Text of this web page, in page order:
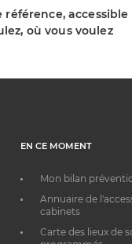
référence, accessible
où vous voulez
EN CE MOMENT
Mon bilan
Annuaire de
cabinets
Carte des lieux de